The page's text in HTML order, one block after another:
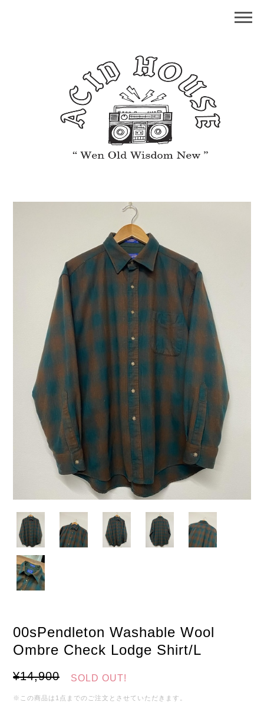
00sPendleton Washable Wool
Ombre Check Lodge Shirt/L
¥14,900 SOLD OUT!
※この商品は1点までのご注文とさせていただきます。